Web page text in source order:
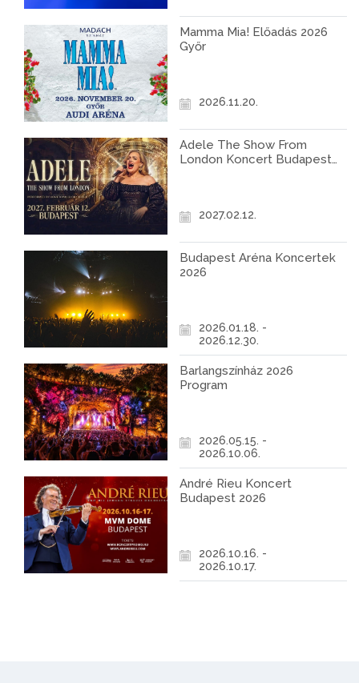
Mamma Mia! Előadás 2026
Győr
2026.11.20.
Adele The Show From
London Koncert Budapest
2027.02.12.
Budapest Aréna Koncertek
2026
2026.01.18. -
2026.12.30.
Barlangszínház 2026
Program
2026.05.15. -
2026.10.06.
André Rieu Koncert
Budapest 2026
2026.10.16. -
2026.10.17.